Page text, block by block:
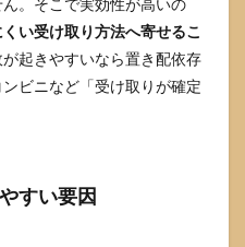
。そこで実効性が高いの
い受け取り方法へ寄せるこ
起きやすいなら置き配依存
ビニなど「受け取りが確定
すい要因